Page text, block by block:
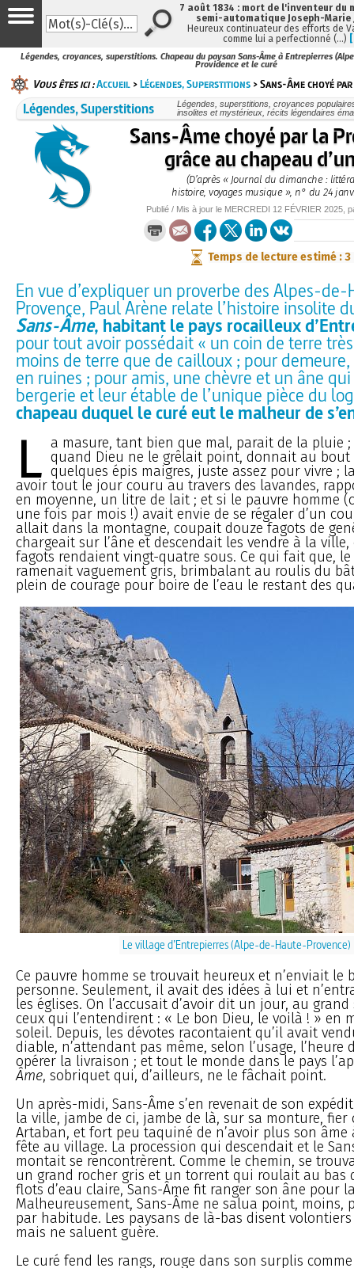
Légendes, croyances, superstitions. Chapeau du paysan Sans-Âme à Entrepierres
Providence et le curé
Vous êtes ici :Accueil >Légendes, Superstitions > Sans-Âme choyé
Légendes, Superstitions
Légendes, superstitions, croyances
insolites et mystérieux, récits légendaires
Sans-Âme choyé par la
grâce au chapeau
(D’après « Journal du dimanche :
histoire, voyages musique », n° du 24
Publié / Mis à jour le MERCREDI 12 FÉVRIER 2025 ,
Temps de lecture estimé : 3
En vue d’expliquer un proverbe des Alpes-
Provence, Paul Arène relate l’histoire insolite
Sans-Âme, habitant le pays rocailleux
pour tout avoir possédait « un coin de terre
moins de terre que de cailloux ; pour
en ruines ; pour amis, une chèvre et un âne
bergerie et leur étable de l’unique pièce du
chapeau duquel le curé eut le malheur de
L a masure, tant bien que mal, parait de la pluie
quand Dieu ne le grêlait point, donnait au bout
quelques épis maigres, juste assez pour vivre ;
avoir tout le jour couru au travers des lavandes,
en moyenne, un litre de lait ; et si le pauvre homme
une fois par mois !) avait envie de se régaler d’un
allait dans la montagne, coupait douze fagots de
chargeait sur l’âne et descendait les vendre à la
fagots rendaient vingt-quatre sous. Ce qui fait que, le
ramenait vaguement gris, brimbalant au roulis du
plein de courage pour boire de l’eau le restant des
Le village d’Entrepierres (Alpe-de-Haute-Provence)
Ce pauvre homme se trouvait heureux et n’enviait le
personne. Seulement, il avait des idées à lui et
les églises. On l’accusait d’avoir dit un jour, au
ceux qui l’entendirent : « Le bon Dieu, le voilà ! » en
soleil. Depuis, les dévotes racontaient qu’il avait
diable, n’attendant pas même, selon l’usage, l’heure
opérer la livraison ; et tout le monde dans le pays
Âme, sobriquet qui, d’ailleurs, ne le fâchait point.
Un après-midi, Sans-Âme s’en revenait de son
la ville, jambe de ci, jambe de là, sur sa monture, fier
Artaban, et fort peu taquiné de n’avoir plus son âme
fête au village. La procession qui descendait et le
montait se rencontrèrent. Comme le chemin, se
un grand rocher gris et un torrent qui roulait au bas
flots d’eau claire, Sans-Âme fit ranger son âne pour
Malheureusement, Sans-Âme ne salua point, moins,
par habitude. Les paysans de là-bas disent
mais ne saluent guère.
Le curé fend les rangs, rouge dans son surplis
7 août 1834 : mort de l'inventeur du
semi-automatique Joseph-Marie
Heureux continuateur des efforts de
comme lui a perfectionné (…)